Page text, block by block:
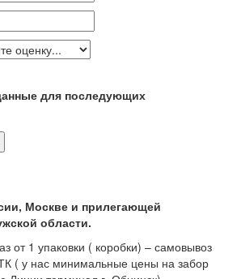
для последующих
Москве и прилегающей
области.
от 1 упаковки ( коробки) – самовывоз
( у нас минимальные цены на забор